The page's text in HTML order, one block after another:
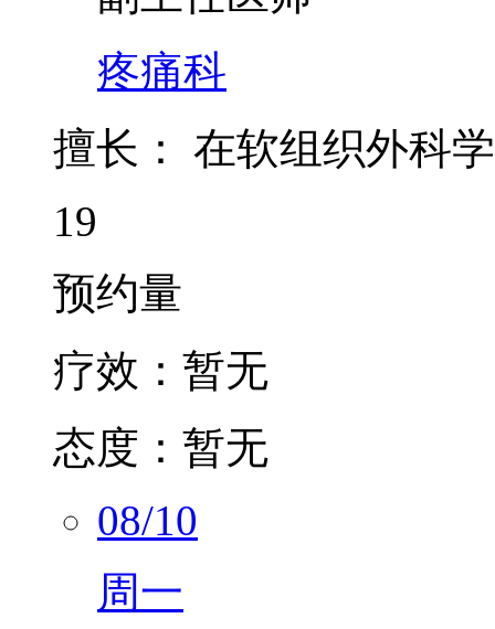
疼痛科
擅长：
在软组织外科
19
预约量
疗效： 暂无
态度： 暂无
08/10
周一